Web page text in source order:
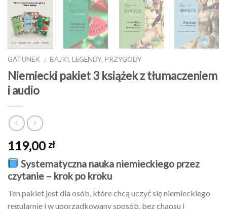
GATUNEK / BAJKI, LEGENDY, PRZYGODY
Niemiecki pakiet 3 książek z tłumaczeniem
i audio
119,00zł
Systematyczna nauka niemieckiego przez
czytanie – krok po kroku
Ten pakiet jest dla osób, które chcą uczyć się niemieckiego
regularnie i w uporządkowany sposób, bez chaosu i